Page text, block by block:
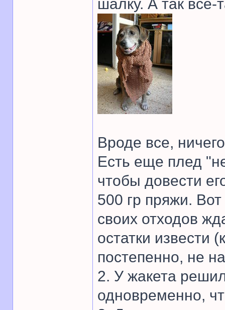
шалку. А так все-
Вроде все,
Есть еще плед
чтобы довести
500 гр пряжи.
своих отходов
остатки извести
постепенно, не
2. У жакета
одновременно,